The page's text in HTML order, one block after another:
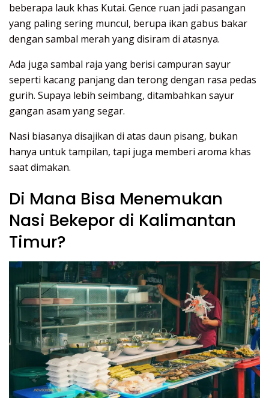
beberapa lauk khas Kutai. Gence ruan jadi pasangan
yang paling sering muncul, berupa ikan gabus bakar
dengan sambal merah yang disiram di atasnya.
Ada juga sambal raja yang berisi campuran sayur
seperti kacang panjang dan terong dengan rasa pedas
gurih. Supaya lebih seimbang, ditambahkan sayur
gangan asam yang segar.
Nasi biasanya disajikan di atas daun pisang, bukan
hanya untuk tampilan, tapi juga memberi aroma khas
saat dimakan.
Di Mana Bisa Menemukan
Nasi Bekepor di Kalimantan
Timur?